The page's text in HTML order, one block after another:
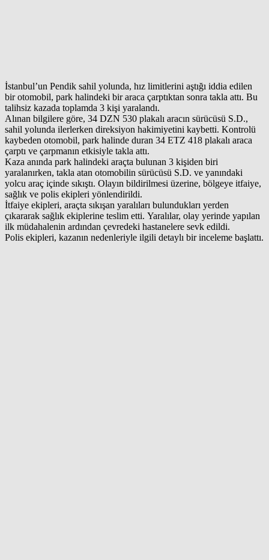
İstanbul’un Pendik sahil yolunda, hız limitlerini aştığı iddia edilen
bir otomobil, park halindeki bir araca çarptıktan sonra takla attı. Bu
talihsiz kazada toplamda 3 kişi yaralandı.
Alınan bilgilere göre, 34 DZN 530 plakalı aracın sürücüsü S.D.,
sahil yolunda ilerlerken direksiyon hakimiyetini kaybetti. Kontrolü
kaybeden otomobil, park halinde duran 34 ETZ 418 plakalı araca
çarptı ve çarpmanın etkisiyle takla attı.
Kaza anında park halindeki araçta bulunan 3 kişiden biri
yaralanırken, takla atan otomobilin sürücüsü S.D. ve yanındaki
yolcu araç içinde sıkıştı. Olayın bildirilmesi üzerine, bölgeye itfaiye,
sağlık ve polis ekipleri yönlendirildi.
İtfaiye ekipleri, araçta sıkışan yaralıları bulundukları yerden
çıkararak sağlık ekiplerine teslim etti. Yaralılar, olay yerinde yapılan
ilk müdahalenin ardından çevredeki hastanelere sevk edildi.
Polis ekipleri, kazanın nedenleriyle ilgili detaylı bir inceleme başlattı.